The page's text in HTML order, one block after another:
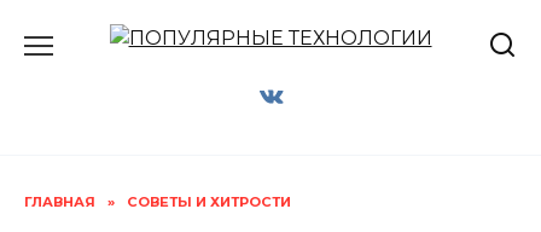
ГЛАВНАЯ » СОВЕТЫ И ХИТРОСТИ